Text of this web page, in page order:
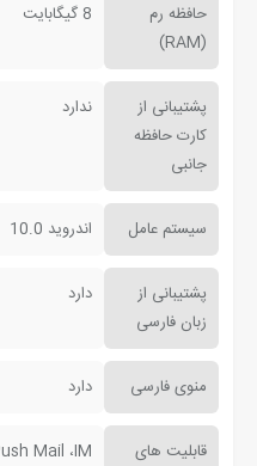
حافظه رم
(RAM)
8 گیگابایت
پشتیبانی از
کارت حافظه
جانبی
ندارد
سیستم عامل اندروید 10.0
پشتیبانی از
زبان فارسی
دارد
منوی فارسی دارد
قابلیت های